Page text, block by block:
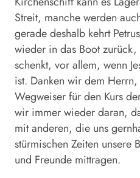
Streit, manche werden
gerade deshalb kehrt
wieder in das Boot zurück,
schenkt, vor allem, wenn
ist. Danken wir dem
Wegweiser für den Kurs
wir immer wieder daran,
mit anderen, die uns
stürmischen Zeiten unsere
und Freunde mittragen.